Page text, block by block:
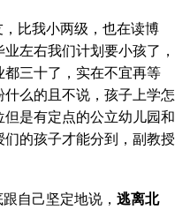
比我小两级，也在读博
左右我们计划要小孩了，
三十了，实在不宜再等
么的且不说，孩子上学怎
是有定点的公立幼儿园和
的孩子才能分到，副教授
自己坚定地说， 逃离北